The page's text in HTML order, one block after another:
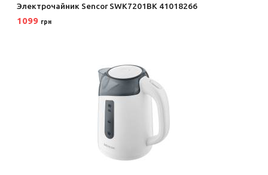
Электрочайник Sencor SWK7201BK 41018266
1099 грн